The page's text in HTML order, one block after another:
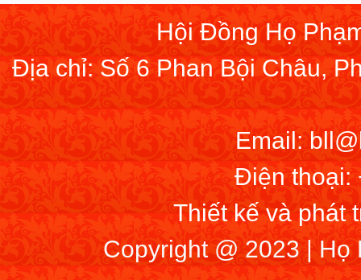
Hội Đồng Họ
Địa chỉ: Số 6 Phan Bội Châu,
Email:
Điện thoại:
Thiết kế và phát
Copyright @ 2023 | Họ